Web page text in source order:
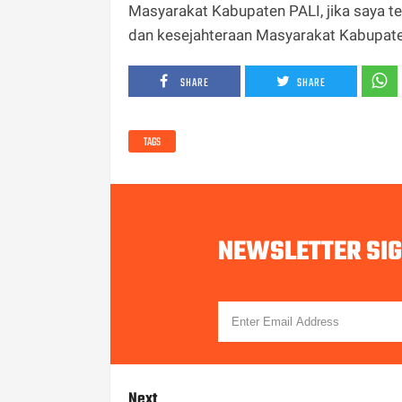
Masyarakat Kabupaten PALI, jika saya
dan kesejahteraan Masyarakat
SHARE SHARE
TAGS
NEWSLETTER